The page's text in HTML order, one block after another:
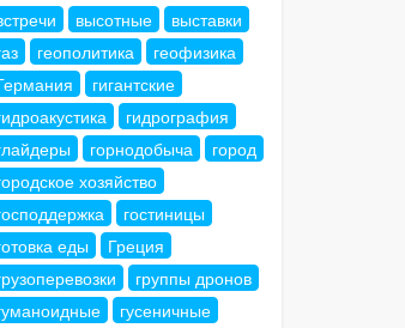
высотные
выставки
геополитика
геофизика
гигантские
гидрография
горнодобыча
город
хозяйство
гостиницы
еды
Греция
группы дронов
гусеничные